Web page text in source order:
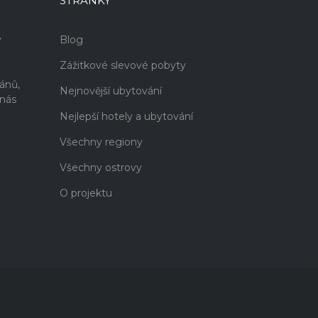
Blog
Zážitkové slevové pobyty
Nejnovější ubytování
Nejlepší hotely a ubytování
Všechny regiony
Všechny ostrovy
O projektu